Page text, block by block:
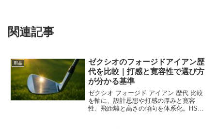
関連記事
用品
ゼクシオのフォージドアイアン歴
代を比較｜打感と寛容性で選び方
が分かる基準
ゼクシオ フォージド アイアン 歴代 比較
を軸に、設計思想や打感の厚みと寛容
性、飛距離と高さの傾向を体系化。HS別